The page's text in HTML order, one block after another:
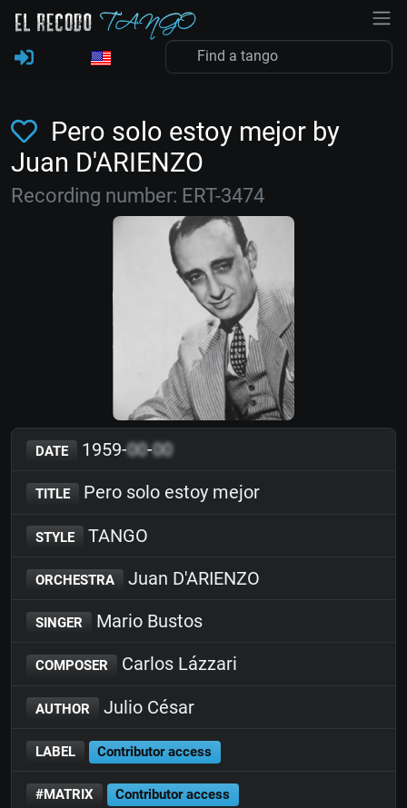
Pero solo estoy mejor by
Juan D'ARIENZO
Recording number: ERT-3474
DATE 1959-00-00
TITLE Pero solo estoy mejor
STYLE TANGO
ORCHESTRA Juan D'ARIENZO
SINGER Mario Bustos
COMPOSER Carlos Lázzari
AUTHOR Julio César
LABEL Contributor access
#MATRIX Contributor access